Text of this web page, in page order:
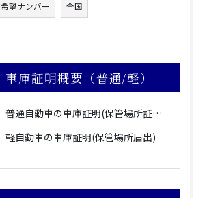
希望ナンバー 全国
車庫証明概要（普通/軽）
普通自動車の車庫証明(保管場所証明申請)
軽自動車の車庫証明(保管場所届出)